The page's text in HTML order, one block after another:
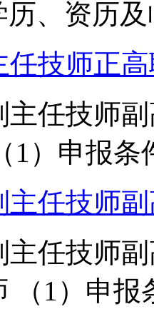
历、资历
任技师正
主任技师
1）申报条
主任技师
主任技师
（1）申报